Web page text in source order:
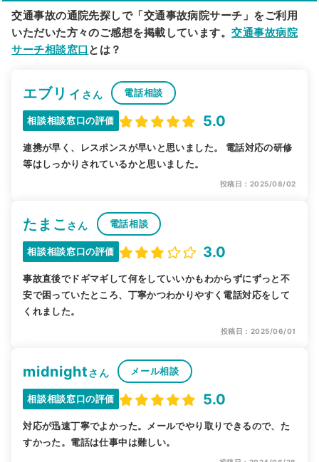
交通事故の通院先探しで「交通事故病院サーチ」をご利用
いただいた方々のご感想を掲載しています。交通事故病院
サーチ相談窓口 とは？
エブリィ さん 電話相談
相談相談窓口の評価 5.0
連携が早く、レスポンスが早いと思いました。 電話対応の研修
等はしっかりされているかと思いました。
投稿日：2025/08/02
たまこ さん 電話相談
相談相談窓口の評価 3.0
事故直後でドギマギして何をしていいかもわからずにずっと不
安で困っていたところ、丁寧かつわかりやすく電話対応をして
くれました。
投稿日：2025/06/01
midnightさん メール相談
相談相談窓口の評価 5.0
対応が迅速丁寧でよかった。メールでやり取りできるので、た
すかった。電話は仕事中は難しい。